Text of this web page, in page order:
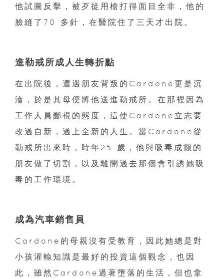
他試圖反擊，被歹徒用槍打得面目全非，他的
臉縫了70 多針，在醫院住了三天才出院。
進勒戒所成人生轉折點
在出院後，遭遇朋友背叛的Cardone更是沉
淪，於是其母便將他送進勒戒所。在那裡因為
工作人員鄙視的態度，這使Cardone立志要
改過自新，過上全新的人生。當Cardone從
勒戒所出來時，時年25 歲，他與吸毒成癮的
朋友做了切割，以及離開過去那個會引誘她吸
毒的工作環境。
成為汽車銷售員
Cardone的母親沒有受教育，因此她總是對
小孩灌輸知識是最好的投資這個觀念，也因
此，雖然Cardone過著墮落的生活，但也拿